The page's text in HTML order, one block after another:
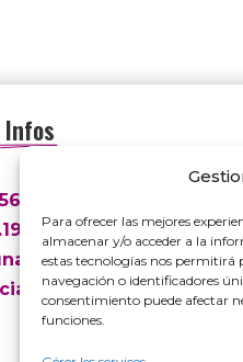
Para ofrecer las mejores
almacenar y/o acceder a la
estas tecnologías nos
navegación o identificadores
consentimiento puede afectar
funciones.
los Pinares de